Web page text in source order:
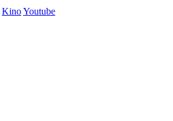
KinoYoutube